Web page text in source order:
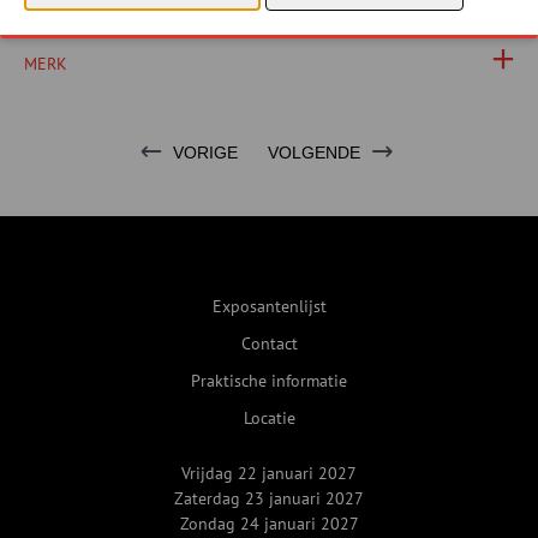
FOTO'S
MERK
VORIGE VOLGENDE
Exposantenlijst
Contact
Praktische informatie
Locatie
Vrijdag 22 januari 2027
Zaterdag 23 januari 2027
Zondag 24 januari 2027